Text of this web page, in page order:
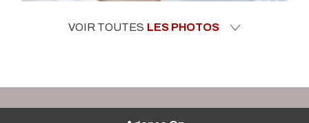
VOIR TOUTES LES PHOTOS